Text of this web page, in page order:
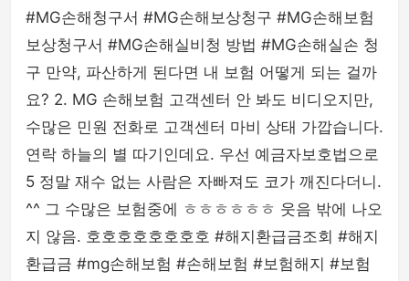
#MG손해청구서 #MG손해보상청구 #MG손해보험
보상청구서 #MG손해실비청 방법 #MG손해실손 청
구 만약, 파산하게 된다면 내 보험 어떻게 되는 걸까
요? 2. MG 손해보험 고객센터 안 봐도 비디오지만,
수많은 민원 전화로 고객센터 마비 상태 가깝습니다.
연락 하늘의 별 따기인데요. 우선 예금자보호법으로
5 정말 재수 없는 사람은 자빠져도 코가 깨진다더니.
^^ 그 수많은 보험중에 ㅎㅎㅎㅎㅎㅎ 웃음 밖에 나오
지 않음. 호호호호호호호호 #해지환급금조회 #해지
환급금 #mg손해보험 #손해보험 #보험해지 #보험